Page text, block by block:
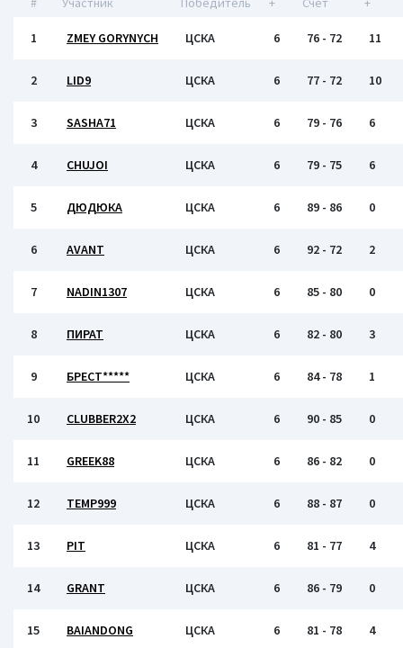
1 ZMEY GORYNYCH ЦСКА 6 76 - 72 11
2 LID9 ЦСКА 6 77 - 72 10
3 SASHA71 ЦСКА 6 79 - 76 6
4 CHUJOI ЦСКА 6 79 - 75 6
5 ДЮДЮКА ЦСКА 6 89 - 86 0
6 AVANT ЦСКА 6 92 - 72 2
7 NADIN1307 ЦСКА 6 85 - 80 0
8 ПИРАТ ЦСКА 6 82 - 80 3
9 БРЕСТ***** ЦСКА 6 84 - 78 1
10 CLUBBER2X2 ЦСКА 6 90 - 85 0
11 GREEK88 ЦСКА 6 86 - 82 0
12 TEMP999 ЦСКА 6 88 - 87 0
13 PIT ЦСКА 6 81 - 77 4
14 GRANT ЦСКА 6 86 - 79 0
15 BAIANDONG ЦСКА 6 81 - 78 4